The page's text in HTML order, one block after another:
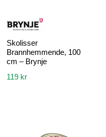
Skolisser
Brannhemmende, 100
cm – Brynje
119 kr